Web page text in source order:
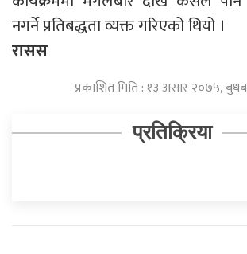
नगर्ने प्रतिबद्धता व्यक्त गरिएको थियो ।
रासस
प्रकाशित मिति : १३ असार २०७५,
प्रतिक्रिया